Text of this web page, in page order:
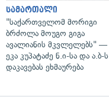
სამართალი
"საქართველომ მორიგი
ბრძოლა მოუგო გიგა
ავალიანის მკვლელებს" —
ეკა კუპატაძე ნ.ი-სა და ა.ბ-ს
დაკავებას ეხმაურება